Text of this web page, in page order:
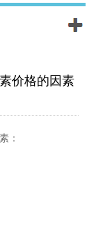
价格的因素
：